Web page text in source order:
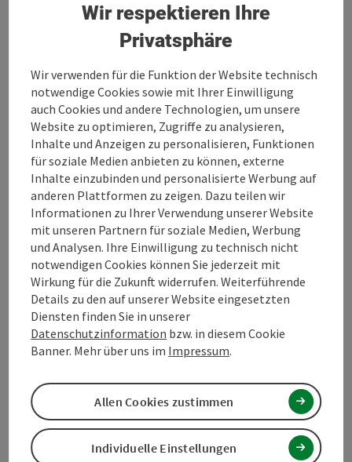
Kontakt
Öffnungszeiten
Anreise/Lage
Eignung
Barrierefreiheit
PDF erstellen In der Nähe
Wir respektieren Ihre
Privatsphäre
Wir verwenden für die Funktion der Website technisch
notwendige Cookies sowie mit Ihrer Einwilligung
auch Cookies und andere Technologien, um unsere
Website zu optimieren, Zugriffe zu analysieren,
Inhalte und Anzeigen zu personalisieren, Funktionen
für soziale Medien anbieten zu können, externe
Inhalte einzubinden und personalisierte Werbung auf
anderen Plattformen zu zeigen. Dazu teilen wir
Informationen zu Ihrer Verwendung unserer Website
mit unseren Partnern für soziale Medien, Werbung
und Analysen. Ihre Einwilligung zu technisch nicht
notwendigen Cookies können Sie jederzeit mit
Wirkung für die Zukunft widerrufen. Weiterführende
Details zu den auf unserer Website eingesetzten
Diensten finden Sie in unserer
Datenschutzinformation bzw. in diesem Cookie
Banner. Mehr über uns im Impressum.
Individuelle Einstellungen
Allen Cookies zustimmen